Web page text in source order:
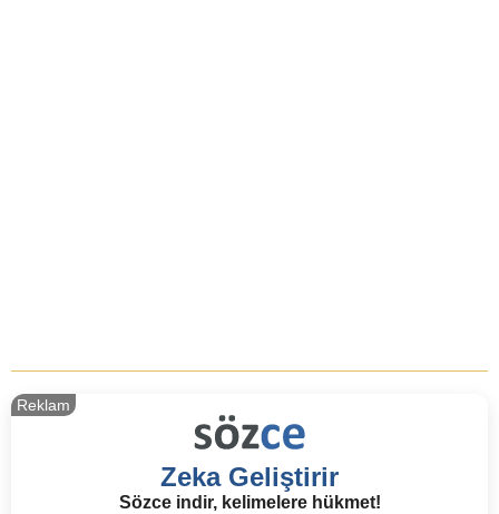
Zeka Geliştirir
Sözce indir, kelimelere hükmet!
Reklam